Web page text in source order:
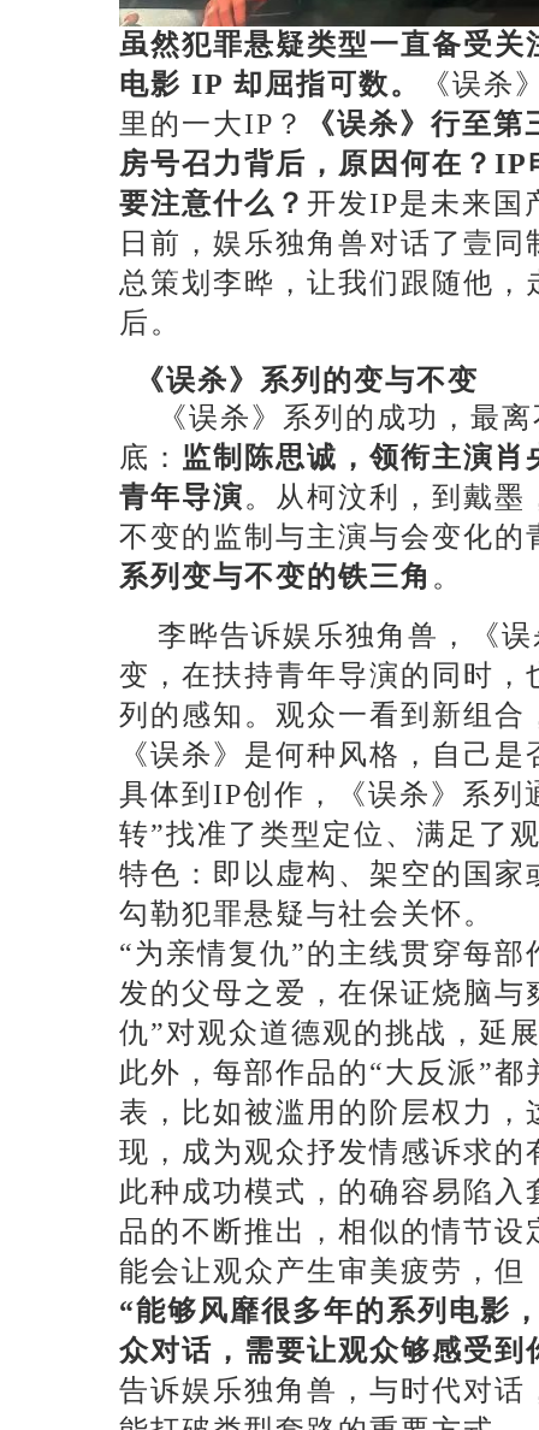
虽然犯罪悬疑类型一直备受
电影 IP 却屈指可数。
《误杀
里的一大IP？
《误杀》行至
房号召力背后，原因何在？ IP
要注意什么？ 开发IP是未来国
日前，娱乐独角兽对话了壹
总策划李晔，让我们跟随他
后。
《误杀》系列的变与不变
《误杀》系列的成功，最
底： 监制陈思诚，领衔主演
青年导演。从柯汶利，到戴
不变的监制与主演与会变化的
系列变与不变的铁三角 。
李晔告诉娱乐独角兽，《
变，在扶持青年导演的同时
列的感知。观众一看到新组
《误杀》是何种风格，自己是
具体到 IP创作，《误杀》系列
转”找准了类型定位、满足了
特色：即以虚构、架空的国
勾勒犯罪悬疑与社会关怀。
“为亲情复仇”的主线贯穿每
发的父母之爱，在保证烧脑与
仇”对观众道德观的挑战，延
此外，每部作品的“大反派”都
表，比如被滥用的阶层权力
现，成为观众抒发情感诉求的
此种成功模式，的确容易陷
品的不断推出，相似的情节
能会让观众产生审美疲劳，
“能够风靡很多年的系列电影
众对话，需要让观众够感受到
告诉娱乐独角兽，与时代对